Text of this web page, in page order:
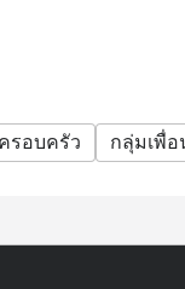
รอบครัว กลุ่มเพื่อ